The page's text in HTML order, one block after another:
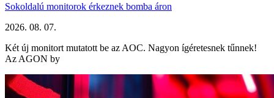
Sokoldalú monitorok érkeznek bomba áron
2026. 08. 07.
Két új monitort mutatott be az AOC. Nagyon ígéretesnek tűnnek!
Az AGON by